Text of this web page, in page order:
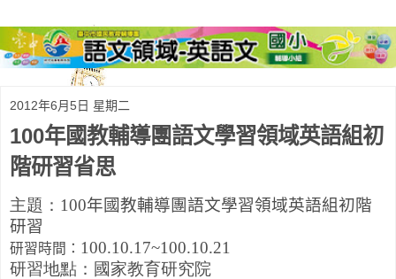
2012年6月5日 星期二
100年國教輔導團語文學習領域英語組初
階研習省思
主題： 100年國教輔導團語文學習領域英語組初階
研習
研習時間： 100.10.17~100.10.21
研習地點：國家教育研究院